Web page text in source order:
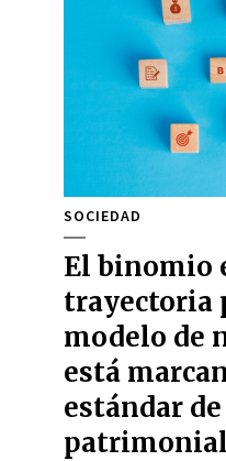
SOCIEDAD
El binomio
trayectoria
modelo de
está
estándar